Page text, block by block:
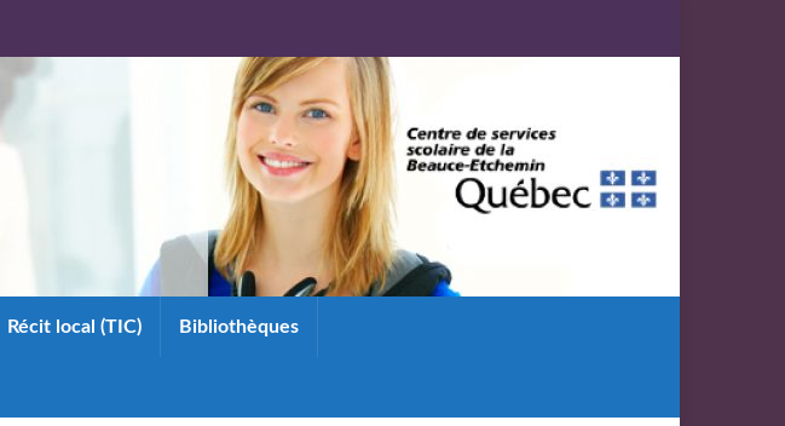
Récit local (TIC) Bibliothèques